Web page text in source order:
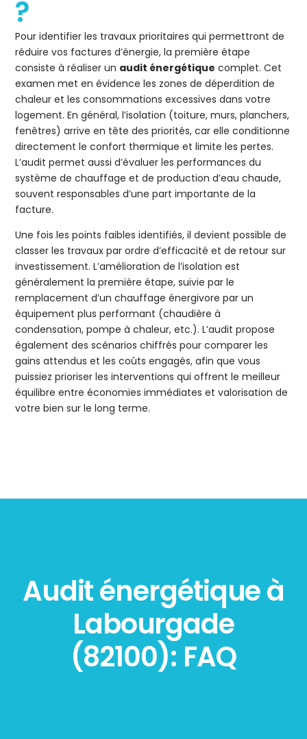
?
Pour identifier les travaux prioritaires qui permettront de
réduire vos factures d’énergie, la première étape
consiste à réaliser un audit énergétique complet. Cet
examen met en évidence les zones de déperdition de
chaleur et les consommations excessives dans votre
logement. En général, l’isolation (toiture, murs, planchers,
fenêtres) arrive en tête des priorités, car elle conditionne
directement le confort thermique et limite les pertes.
L’audit permet aussi d’évaluer les performances du
système de chauffage et de production d’eau chaude,
souvent responsables d’une part importante de la
facture.
Une fois les points faibles identifiés, il devient possible de
classer les travaux par ordre d’efficacité et de retour sur
investissement. L’amélioration de l’isolation est
généralement la première étape, suivie par le
remplacement d’un chauffage énergivore par un
équipement plus performant (chaudière à
condensation, pompe à chaleur, etc.). L’audit propose
également des scénarios chiffrés pour comparer les
gains attendus et les coûts engagés, afin que vous
puissiez prioriser les interventions qui offrent le meilleur
équilibre entre économies immédiates et valorisation de
votre bien sur le long terme.
Audit énergétique à
Labourgade
(82100): FAQ